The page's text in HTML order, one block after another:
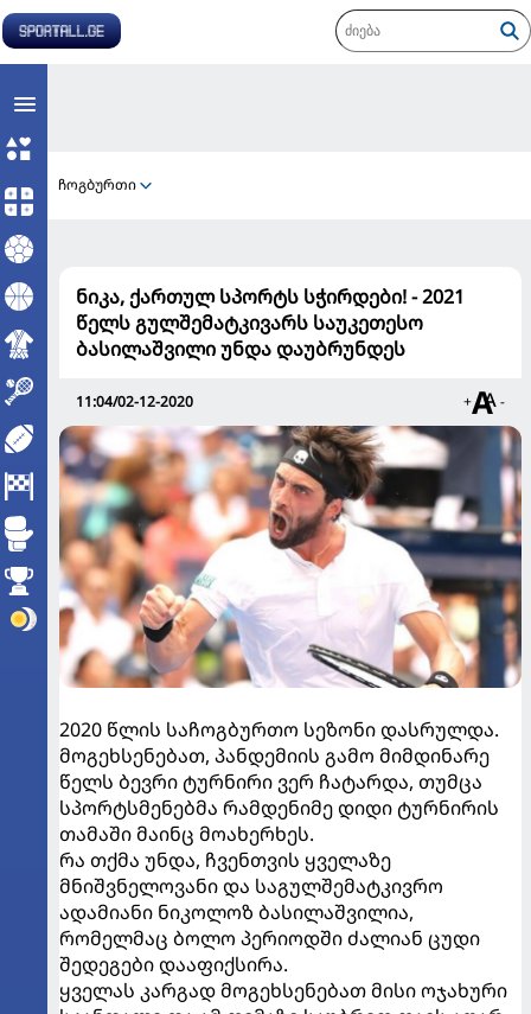
ჩოგბურთი
ნიკა, ქართულ სპორტს სჭირდები! - 2021
წელს გულშემატკივარს საუკეთესო
ბასილაშვილი უნდა დაუბრუნდეს
11:04/02-12-2020 + -
2020 წლის საჩოგბურთო სეზონი დასრულდა.
მოგეხსენებათ, პანდემიის გამო მიმდინარე
წელს ბევრი ტურნირი ვერ ჩატარდა, თუმცა
სპორტსმენებმა რამდენიმე დიდი ტურნირის
თამაში მაინც მოახერხეს.
რა თქმა უნდა, ჩვენთვის ყველაზე
მნიშვნელოვანი და საგულშემატკივრო
ადამიანი ნიკოლოზ ბასილაშვილია,
რომელმაც ბოლო პერიოდში ძალიან ცუდი
შედეგები დააფიქსირა.
ყველას კარგად მოგეხსენებათ მისი ოჯახური